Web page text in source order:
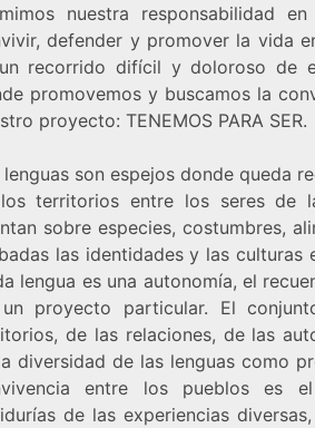
nuestra responsabilidad
defender y promover la vida
recorrido difícil y doloroso de
promovemos y buscamos la
proyecto: TENEMOS PARA SER.
lenguas son espejos donde queda
territorios entre los seres de
sobre especies, costumbres,
las identidades y las culturas
lengua es una autonomía, el
proyecto particular. El
de las relaciones, de las
diversidad de las lenguas como
entre los pueblos es
de las experiencias